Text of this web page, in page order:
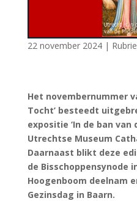
22 november 2024|
Het novembernummer
Tocht’ besteedt
expositie ‘In de ban van
Utrechtse Museum
Daarnaast blikt deze
de Bisschoppensynode
Hoogenboom deelnam
Gezinsdag in Baarn.